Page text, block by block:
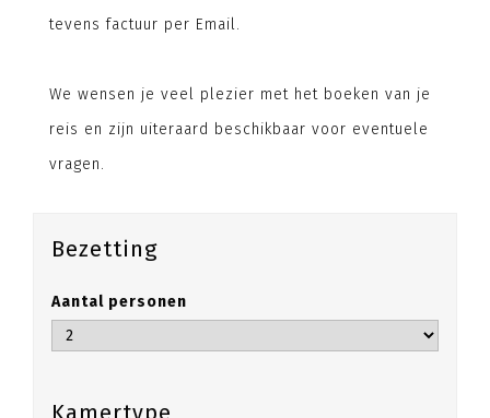
tevens factuur per Email.
We wensen je veel plezier met het boeken van je
reis en zijn uiteraard beschikbaar voor eventuele
vragen.
Bezetting
Aantal personen
Kamertype